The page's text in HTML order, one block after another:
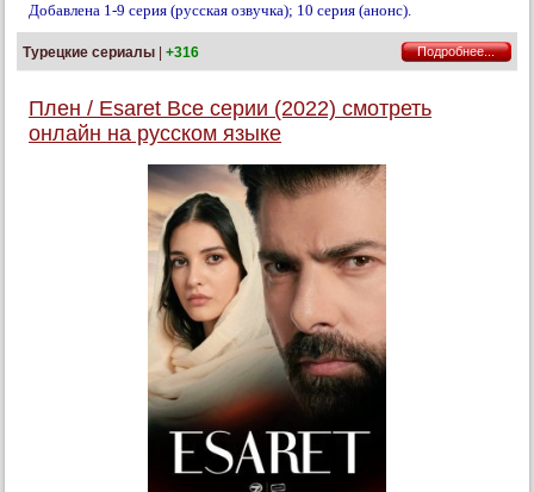
Добавлена 1-9 серия (русская озвучка); 10 серия (анонс).
Турецкие сериалы +316 Подробнее...
Плен / Esaret Все серии (2022) смотреть
онлайн на русском языке